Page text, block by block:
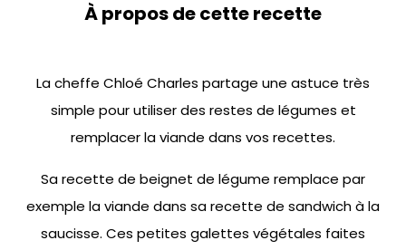
La cheffe Chloé Charles partage une astuce très
simple pour utiliser des restes de légumes et
remplacer la viande dans vos recettes.
Sa recette de beignet de légume remplace par
exemple la viande dans sa recette de sandwich à la
saucisse. Ces petites galettes végétales faites
À propos de cette recette